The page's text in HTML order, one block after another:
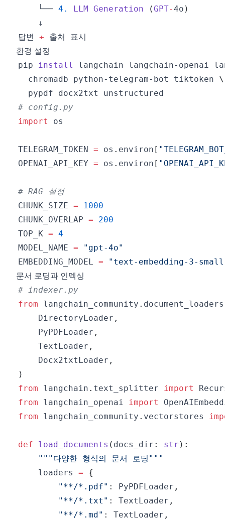
    └──
4. LLM Generation (GPT-4o )
답변 +
환경 설정
pip install
langchain langchain-openai
  chromadb python-telegram-bot tiktoken
\
# config.py
import
TELEGRAM_TOKEN = os . environ [
OPENAI_API_KEY = os . environ [
# RAG 설정
CHUNK_SIZE =
1000
CHUNK_OVERLAP =
200
TOP_K = 4
MODEL_NAME =
"gpt-4o"
EMBEDDING_MODEL = "text-embedding-3-
문서 로딩과 인덱싱
# indexer.py
from langchain_community .
    DirectoryLoader
,
    PyPDFLoader
,
    TextLoader
,
    Docx2txtLoader
,
)
from langchain . text_splitter import
from langchain_openai import
from langchain_community . vectorstores
def load_documents ( docs_dir : str ) :
"""다양한 형식의 문서 로딩"""
    loaders
=
{
"**/*.pdf" : PyPDFLoader ,
"**/*.txt" : TextLoader ,
"**/*.md" : TextLoader ,